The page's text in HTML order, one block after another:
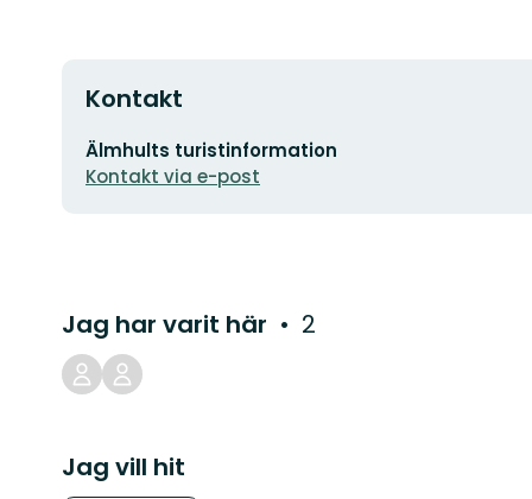
Kontakt
E-
postadress
Älmhults turistinformation
Kontakt via e-post
Jag har varit här 2
Jag vill hit